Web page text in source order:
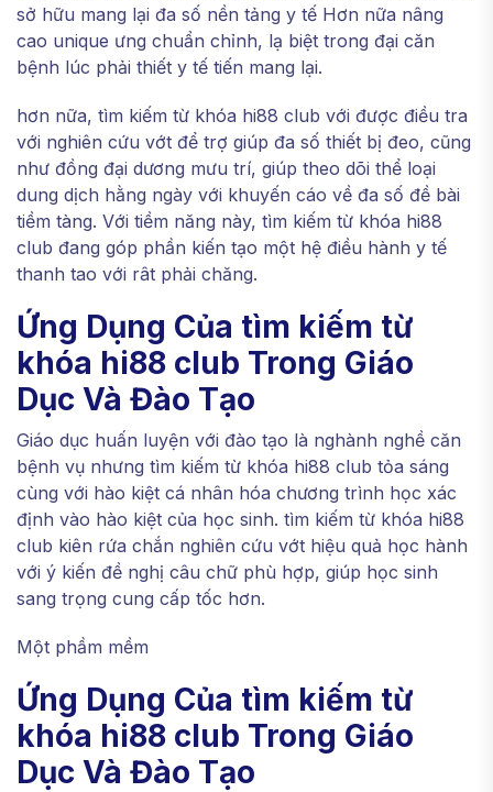
sở hữu mang lại đa số nền tảng y tế Hơn nữa nâng
cao unique ưng chuẩn chỉnh, lạ biệt trong đại căn
bệnh lúc phải thiết y tế tiến mang lại.
hơn nữa, tìm kiếm từ khóa hi88 club với được điều tra
với nghiên cứu vớt để trợ giúp đa số thiết bị đeo, cũng
như đồng đại dương mưu trí, giúp theo dõi thể loại
dung dịch hằng ngày với khuyến cáo về đa số đề bài
tiềm tàng. Với tiềm năng này, tìm kiếm từ khóa hi88
club đang góp phần kiến tạo một hệ điều hành y tế
thanh tao với rât phải chăng.
Ứng Dụng Của tìm kiếm từ
khóa hi88 club Trong Giáo
Dục Và Đào Tạo
Giáo dục huấn luyện với đào tạo là nghành nghề căn
bệnh vụ nhưng tìm kiếm từ khóa hi88 club tỏa sáng
cùng với hào kiệt cá nhân hóa chương trình học xác
định vào hào kiệt của học sinh. tìm kiếm từ khóa hi88
club kiên rứa chắn nghiên cứu vớt hiệu quả học hành
với ý kiến đề nghị câu chữ phù hợp, giúp học sinh
sang trọng cung cấp tốc hơn.
Một phầm mềm
Ứng Dụng Của tìm kiếm từ
khóa hi88 club Trong Giáo
Dục Và Đào Tạo